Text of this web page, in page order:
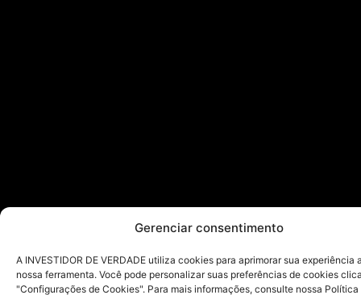
Gerenciar consentimento
A INVESTIDOR DE VERDADE utiliza cookies para aprimorar sua experiência
nossa ferramenta. Você pode personalizar suas preferências de cookies
"Configurações de Cookies". Para mais informações, consulte nossa Política